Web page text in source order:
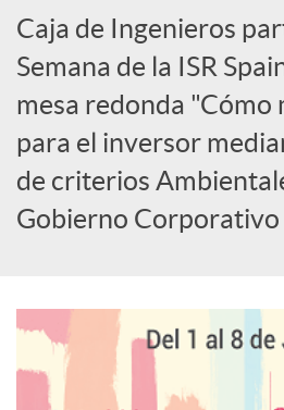
c
i
a
e
s
Caja de Ingenieros
Semana de la ISR
mesa redonda "Cómo
para el inversor
de criterios
Gobierno Corporativo